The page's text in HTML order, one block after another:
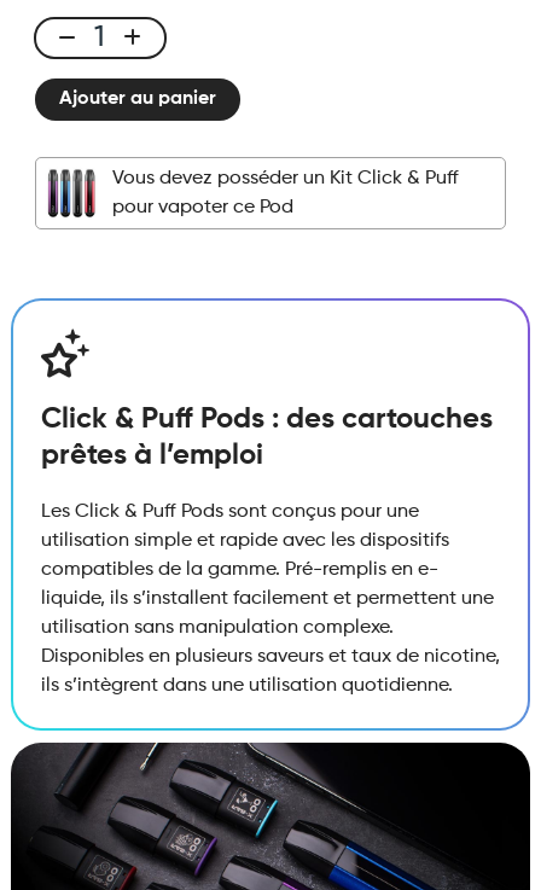
Click
&
Puff
Pod
Virginia
Ajouter au panier
Vous devez posséder un Kit Click & Puff
pour vapoter ce Pod
Click & Puff Pods : des cartouches
prêtes à l’emploi
Les Click & Puff Pods sont conçus pour une
utilisation simple et rapide avec les dispositifs
compatibles de la gamme. Pré-remplis en e-
liquide, ils s’installent facilement et permettent une
utilisation sans manipulation complexe.
Disponibles en plusieurs saveurs et taux de nicotine,
ils s’intègrent dans une utilisation quotidienne.